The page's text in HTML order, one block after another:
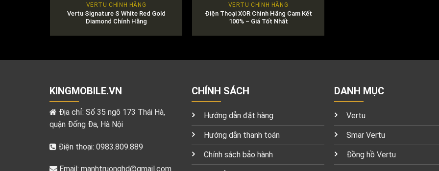
VERTU CHÍNH HÃNG
Vertu Signature S White Red Gold
Diamond Chính Hãng
VERTU CHÍNH HÃNG
Điện Thoại XOR Chính Hãng Cam Kết
100% – Giá Tốt Nhất
KINGMOBILE.VN
Địa chỉ: Số 35 ngõ 173 Thái Hà,
quận Đống Đa, Hà Nội
Điện thoại: 0983.809.889
Email: manhtruonghd@gmail.com
CHÍNH SÁCH
Hướng dẫn đặt hàng
Hướng dẫn thanh toán
Chính sách bảo hành
DANH MỤC
Vertu
Smar Vertu
Đồng hồ Vertu